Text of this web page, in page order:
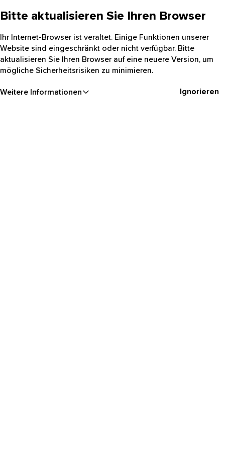
Bitte aktualisieren Sie Ihren Browser
Ihr Internet-Browser ist veraltet. Einige Funktionen unserer
Website sind eingeschränkt oder nicht verfügbar. Bitte
aktualisieren Sie Ihren Browser auf eine neuere Version, um
mögliche Sicherheitsrisiken zu minimieren.
Weitere Informationen Ignorieren